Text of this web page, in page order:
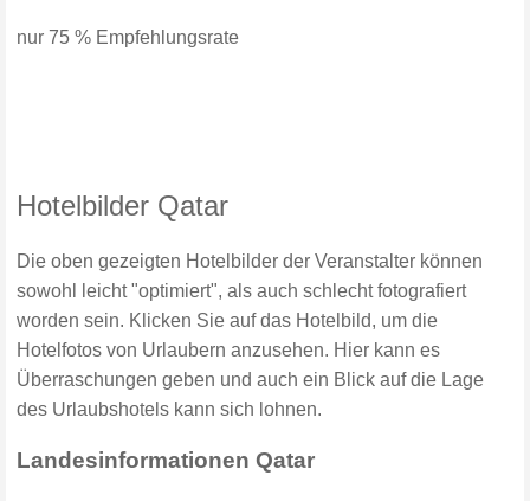
nur 75 % Empfehlungsrate
Hotelbilder Qatar
Die oben gezeigten Hotelbilder der Veranstalter können
sowohl leicht "optimiert", als auch schlecht fotografiert
worden sein. Klicken Sie auf das Hotelbild, um die
Hotelfotos von Urlaubern anzusehen. Hier kann es
Überraschungen geben und auch ein Blick auf die Lage
des Urlaubshotels kann sich lohnen.
Landesinformationen Qatar